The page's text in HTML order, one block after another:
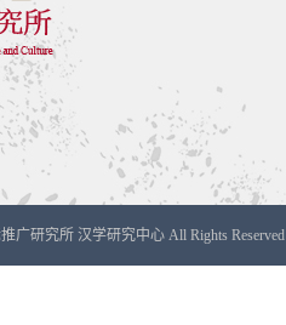
广研究所 汉学研究中心 All Rights Reserved